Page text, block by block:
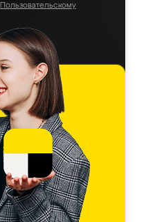
Пользовательскому